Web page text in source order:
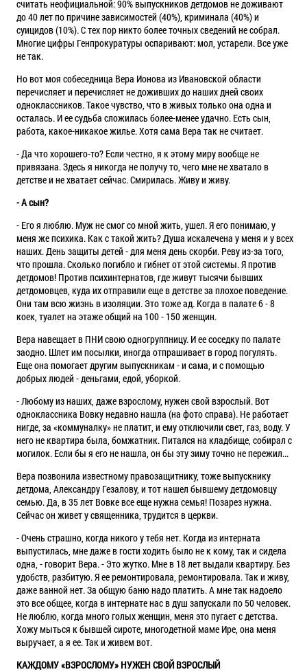
считать неофициальной: 90% выпускников детдомов не доживают
до 40 лет по причине зависимостей (40%), криминала (40%) и
суицидов (10%). С тех пор никто более точных сведений не собрал.
Многие цифры Генпрокуратуры оспаривают: мол, устарели. Все уже
не так.
Но вот моя собеседница Вера Ионова из Ивановской области
перечисляет и перечисляет не доживших до наших дней своих
одноклассников. Такое чувство, что в живых только она одна и
осталась. И ее судьба сложилась более-менее удачно. Есть сын,
работа, какое-никакое жилье. Хотя сама Вера так не считает.
- Да что хорошего-то? Если честно, я к этому миру вообще не
привязана. Здесь я никогда не получу то, чего мне не хватало в
детстве и не хватает сейчас. Смирилась. Живу и живу.
- А сын?
- Его я люблю. Муж не смог со мной жить, ушел. Я его понимаю, у
меня же психика. Как с такой жить? Душа искалечена у меня и у всех
наших. День защиты детей - для меня день скорби. Реву из-за того,
что прошла. Сколько погибло и гибнет от этой системы. Я против
детдомов! Против психинтернатов, где живут тысячи бывших
детдомовцев, куда их отправили еще в детстве за плохое поведение.
Они там всю жизнь в изоляции. Это тоже ад. Когда в палате 6 - 8
коек, туалет на этаже общий на 100 - 150 женщин.
Вера навещает в ПНИ свою одногруппницу. И ее соседку по палате
заодно. Шлет им посылки, иногда отпрашивает в город погулять.
Еще она помогает другим выпускникам - и сама, и с помощью
добрых людей - деньгами, едой, уборкой.
- Любому из наших, даже взрослому, нужен свой взрослый. Вот
одноклассника Вовку недавно нашла (на фото справа). Не работает
нигде, за «коммуналку» не платит, и ему отключили свет, газ, воду. У
него не квартира была, бомжатник. Питался на кладбище, собирал с
могилок. Если бы я его не нашла, он бы эту зиму точно не пережил...
Вера позвонила известному правозащитнику, тоже выпускнику
детдома, Александру Гезалову, и тот нашел бывшему детдомовцу
семью. Да, в 35 лет Вовке все еще нужна семья! Позарез нужна.
Сейчас он живет у священника, трудится в церкви.
- Очень страшно, когда никого у тебя нет. Когда из интерната
выпустилась, мне даже в гости ходить было не к кому, так и сидела
одна, - говорит Вера. - Это жутко. Мне в 18 лет выдали квартиру. Без
удобств, разбитую. Я ее ремонтировала, ремонтировала. Так и живу,
даже ванной нет. За общую баню надо платить. А мне так надоело
это все общее, когда в интернате нас в душ запускали по 50 человек.
Не люблю, когда много голых женщин, меня это пугает с детства.
Хожу мыться к бывшей сироте, многодетной маме Ире, она меня
выручает, а я ее. Так и живем вот.
КАЖДОМУ «ВЗРОСЛОМУ» НУЖЕН СВОЙ ВЗРОСЛЫЙ